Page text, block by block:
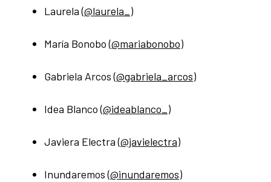
Laurela (@laurela_)
María Bonobo (@mariabonobo)
Gabriela Arcos (@gabriela_arcos)
Idea Blanco (@ideablanco_)
Javiera Electra (@javielectra)
Inundaremos (@inundaremos)